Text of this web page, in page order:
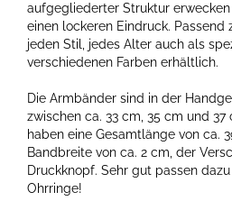
aufgegliederter Struktur
einen lockeren Eindruck.
jeden Stil, jedes Alter auch als
verschiedenen Farben erhältlich.
Die Armbänder sind in der
zwischen ca. 33 cm, 35 cm und
haben eine Gesamtlänge von ca.
Bandbreite von ca. 2 cm, der
Druckknopf. Sehr gut passen
Ohrringe!